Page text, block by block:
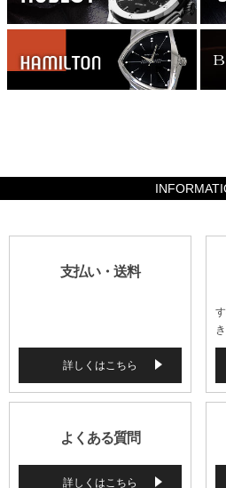
支払い・送料
詳しくはこちら
よくある質問
詳しくはこちら